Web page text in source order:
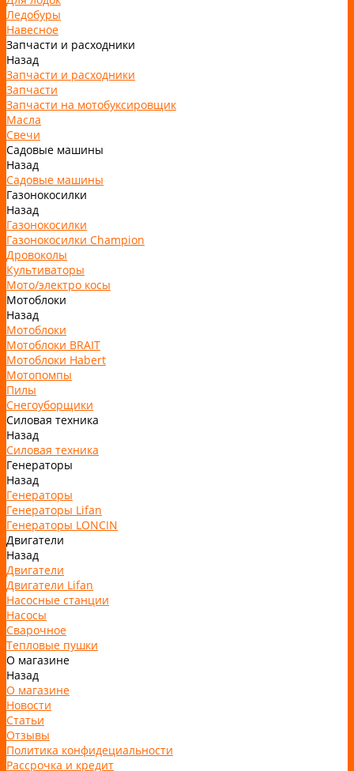
Ледобуры
Навесное
Запчасти и расходники
Назад
Запчасти и расходники
Запчасти
Запчасти на мотобуксировщик
Масла
Свечи
Садовые машины
Назад
Садовые машины
Газонокосилки
Назад
Газонокосилки
Газонокосилки Champion
Дровоколы
Культиваторы
Мото/электро косы
Мотоблоки
Назад
Мотоблоки
Мотоблоки BRAIT
Мотоблоки Habert
Мотопомпы
Пилы
Снегоуборщики
Силовая техника
Назад
Силовая техника
Генераторы
Назад
Генераторы
Генераторы Lifan
Генераторы LONCIN
Двигатели
Назад
Двигатели
Двигатели Lifan
Насосные станции
Насосы
Сварочное
Тепловые пушки
О магазине
Назад
О магазине
Новости
Статьи
Отзывы
Политика конфидециальности
Рассрочка и кредит